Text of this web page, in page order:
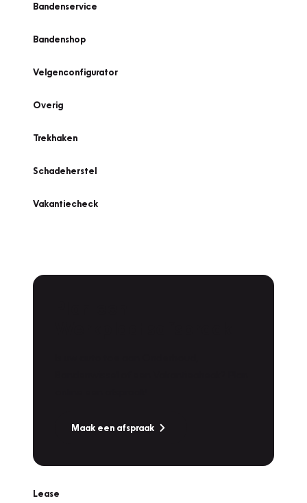
Bandenservice
Bandenshop
Velgenconfigurator
Overig
Trekhaken
Schadeherstel
Vakantiecheck
Maak een afspraak
Lease